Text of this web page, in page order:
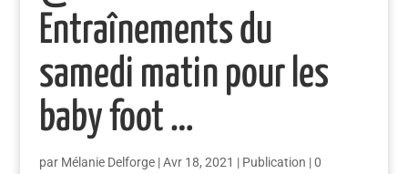
Entraînements du
samedi matin pour les
baby foot …
par Mélanie Delforge|Avr 18, 2021 | Publication |0